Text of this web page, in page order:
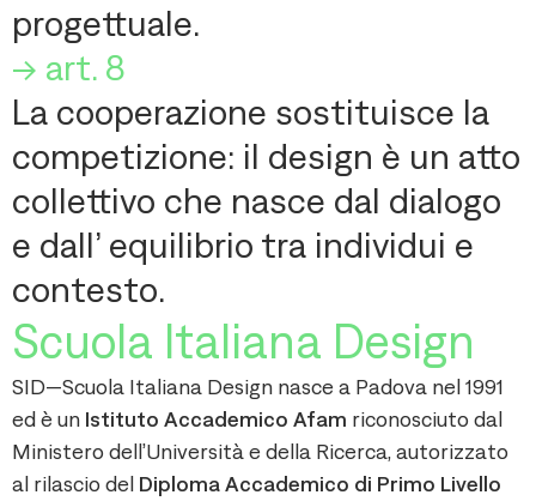
progettuale.
-> art. 8
La cooperazione sostituisce la
competizione: il design è un atto
collettivo che nasce dal dialogo
e dall’ equilibrio tra individui e
contesto.
Scuola Italiana Design
SID—Scuola Italiana Design nasce a Padova nel 1991
ed è un Istituto Accademico Afam riconosciuto dal
Ministero dell’Università e della Ricerca, autorizzato
al rilascio del Diploma Accademico di Primo Livello